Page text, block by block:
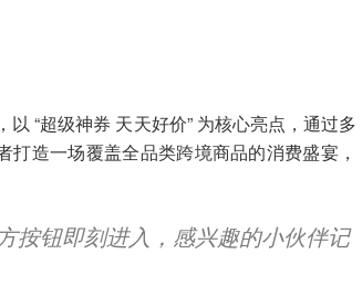
“超级神券 天天好价” 为核心亮点，通过多
造一场覆盖全品类跨境商品的消费盛宴，
按钮即刻进入，感兴趣的小伙伴记